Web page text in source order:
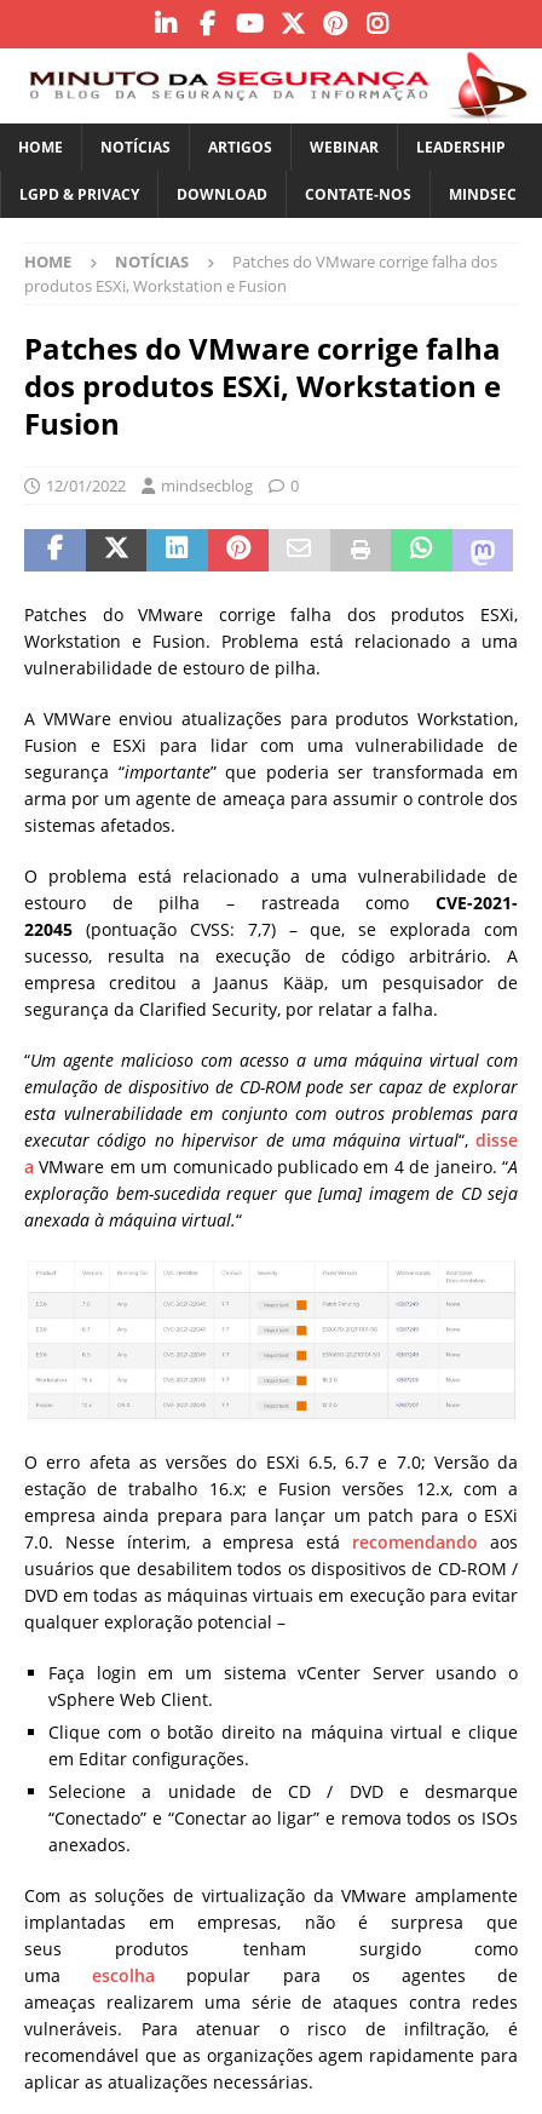
HOME NOTÍCIAS ARTIGOS WEBINAR LEADERSHIP
LGPD & PRIVACY DOWNLOAD CONTATE-NOS MINDSEC
HOME NOTÍCIAS
Patches do VMware corrige falha dos
produtos ESXi, Workstation e Fusion
Patches do VMware corrige falha
dos produtos ESXi, Workstation e
Fusion
12/01/2022 mindsecblog 0
Patches do VMware corrige falha dos produtos ESXi,
Workstation e Fusion. Problema está relacionado a uma
vulnerabilidade de estouro de pilha.
A VMWare enviou atualizações para produtos Workstation,
Fusion e ESXi para lidar com uma vulnerabilidade de
segurança “importante” que poderia ser transformada em
arma por um agente de ameaça para assumir o controle dos
sistemas afetados.
O problema está relacionado a uma vulnerabilidade de
estouro de pilha – rastreada como CVE-2021-
22045 (pontuação CVSS: 7,7) – que, se explorada com
sucesso, resulta na execução de código arbitrário. A
empresa creditou a Jaanus Kääp, um pesquisador de
segurança da Clarified Security, por relatar a falha.
“Um agente malicioso com acesso a uma máquina virtual com
emulação de dispositivo de CD-ROM pode ser capaz de explorar
esta vulnerabilidade em conjunto com outros problemas para
executar código no hipervisor de uma máquina virtual“, disse
a VMware em um comunicado publicado em 4 de janeiro. “A
exploração bem-sucedida requer que [uma] imagem de CD seja
anexada à máquina virtual.“
O erro afeta as versões do ESXi 6.5, 6.7 e 7.0; Versão da
estação de trabalho 16.x; e Fusion versões 12.x, com a
empresa ainda prepara para lançar um patch para o ESXi
7.0. Nesse ínterim, a empresa está recomendando aos
usuários que desabilitem todos os dispositivos de CD-ROM /
DVD em todas as máquinas virtuais em execução para evitar
qualquer exploração potencial –
Faça login em um sistema vCenter Server usando o
vSphere Web Client.
Clique com o botão direito na máquina virtual e clique
em Editar configurações.
Selecione a unidade de CD / DVD e desmarque
“Conectado” e “Conectar ao ligar” e remova todos os ISOs
anexados.
Com as soluções de virtualização da VMware amplamente
implantadas em empresas, não é surpresa que
seus produtos tenham surgidocomo
umaescolha popular
para os agentes de
ameaças realizarem uma série de ataques contra redes
vulneráveis. Para atenuar o risco de infiltração, é
recomendável que as organizações agem rapidamente para
aplicar as atualizações necessárias.